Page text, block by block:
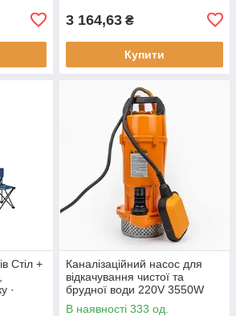
3 164,63 ₴
Купити
Стіл +
·
Каналізаційний насос для
відкачування чистої та
брудної води 220V 3550W
В наявності 333 од.